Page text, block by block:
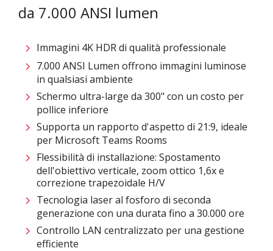
da 7.000 ANSI lumen
Immagini 4K HDR di qualità professionale
7.000 ANSI Lumen offrono immagini luminose
in qualsiasi ambiente
Schermo ultra-large da 300" con un costo per
pollice inferiore
Supporta un rapporto d'aspetto di 21:9, ideale
per Microsoft Teams Rooms
Flessibilità di installazione: Spostamento
dell'obiettivo verticale, zoom ottico 1,6x e
correzione trapezoidale H/V
Tecnologia laser al fosforo di seconda
generazione con una durata fino a 30.000 ore
Controllo LAN centralizzato per una gestione
efficiente